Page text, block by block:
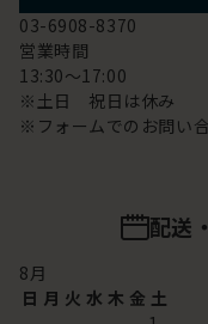
03-6908-8370
営業時間
13:30～17:00
※土日 祝日は休み
※フォームでのお問い
配送
8月
日 月 火 水 木 金 土